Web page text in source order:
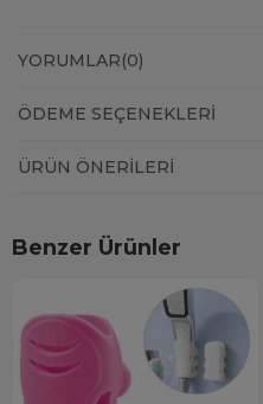
YORUMLAR(0)
ÖDEME SEÇENEKLERI
ÜRÜN ÖNERILERI
Benzer Ürünler